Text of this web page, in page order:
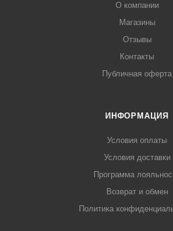
О компании
Магазины
Отзывы
Контакты
Публичная оферта
ИНФОРМАЦИЯ
Условия оплаты
Условия доставки
Программа
Возврат и обмен
Политика